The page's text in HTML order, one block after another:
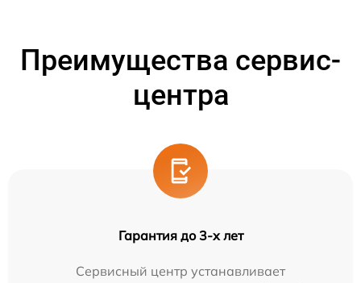
Преимущества сервис-
центра
Гарантия до 3-х лет
Сервисный центр устанавливает